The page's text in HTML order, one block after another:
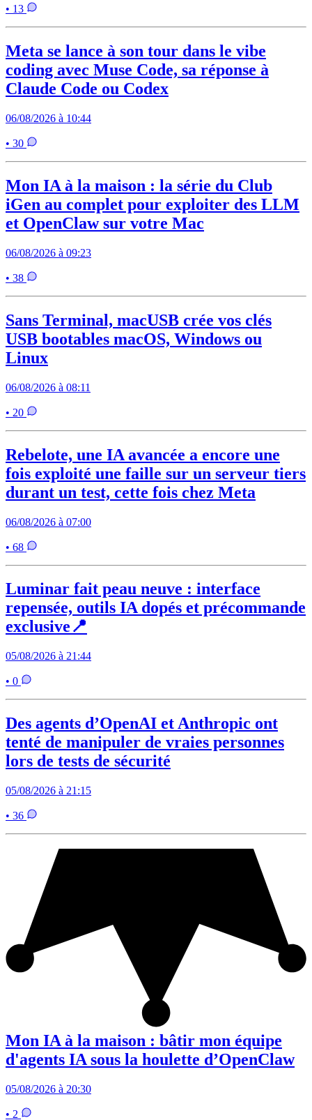
• 13
Meta se lance à son tour dans le vibe
coding avec Muse Code, sa réponse à
Claude Code ou Codex
06/08/2026 à 10:44
• 30
Mon IA à la maison : la série du Club
iGen au complet pour exploiter des LLM
et OpenClaw sur votre Mac
06/08/2026 à 09:23
• 38
Sans Terminal, macUSB crée vos clés
USB bootables macOS, Windows ou
Linux
06/08/2026 à 08:11
• 20
Rebelote, une IA avancée a encore une
fois exploité une faille sur un serveur tiers
durant un test, cette fois chez Meta
06/08/2026 à 07:00
• 68
Luminar fait peau neuve : interface
repensée, outils IA dopés et précommande
exclusive📍
05/08/2026 à 21:44
• 0
Des agents d’OpenAI et Anthropic ont
tenté de manipuler de vraies personnes
lors de tests de sécurité
05/08/2026 à 21:15
• 36
Mon IA à la maison : bâtir mon équipe
d'agents IA sous la houlette d’OpenClaw
05/08/2026 à 20:30
• 2